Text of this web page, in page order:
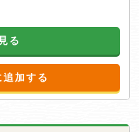
る
加する